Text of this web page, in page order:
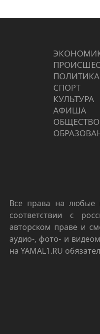
ПОЛИТИКА
СПОРТ
КУЛЬТУРА
АФИША
ОБЩЕСТВО
Все права на любые
соответствии с
авторском праве и
аудио-, фото- и
на YAMAL1.RU